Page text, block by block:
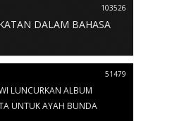
103526
DALAM BAHASA
51479
LUNCURKAN ALBUM
UNTUK AYAH BUNDA